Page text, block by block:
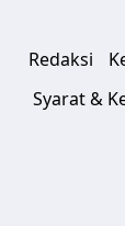
Redaksi
Syarat &